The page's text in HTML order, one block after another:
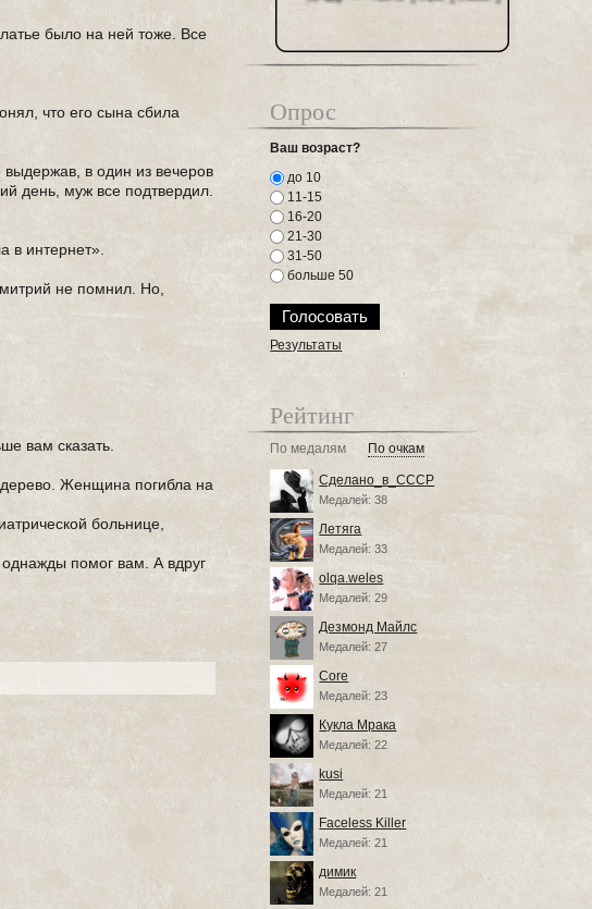
было на ней тоже. Все
что его сына сбила
в один из вечеров
день, муж все подтвердил.
в интернет».
не помнил. Но,
вам сказать.
Женщина погибла на
больнице,
помог вам. А вдруг
Опрос
Ваш возраст?
до 10
11-15
16-20
21-30
31-50
больше 50
Результаты
Рейтинг
По медалям По очкам
Сделано_в_СССР
Медалей: 38
Летяга
Медалей: 33
olqa.weles
Медалей: 29
Дезмонд Майлс
Медалей: 27
Core
Медалей: 23
Кукла Мрака
Медалей: 22
kusi
Медалей: 21
Faceless Killer
Медалей: 21
димик
Медалей: 21